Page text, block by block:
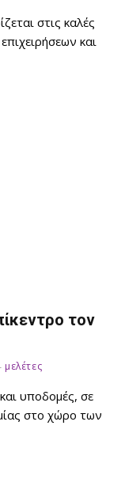
στις καλές
και
τον
μελέτες
υποδομές, σε
στο χώρο των